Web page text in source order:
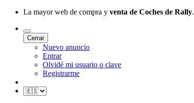
La mayor web de compra y venta de Coches de Rally.
Cerrar
Nuevo anuncio
Entrar
Olvidé mi usuario o clave
Registrarme